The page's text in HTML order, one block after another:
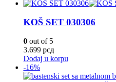
KOŠ SET 030306
0 out of 5
3.699 рсд
Dodaj u korpu
-16%